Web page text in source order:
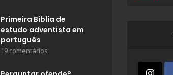
Primeira Bíblia de
estudo adventista em
português
19 comentários